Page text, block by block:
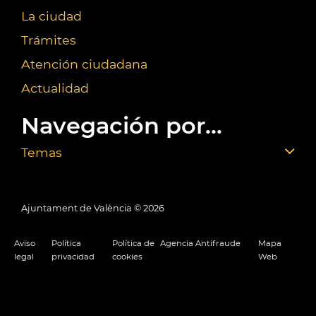
La ciudad
Trámites
Atención ciudadana
Actualidad
Navegación por...
Temas
Ajuntament de València © 2026
Aviso
legal
Política
privacidad
Política de
cookies
Agencia Antifraude
Mapa
Web